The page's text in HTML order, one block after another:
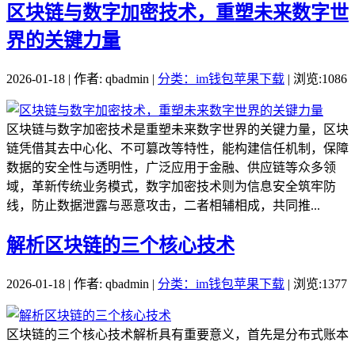
区块链与数字加密技术，重塑未来数字世
界的关键力量
2026-01-18 | 作者: qbadmin | 分类：im钱包苹果下载 | 浏览:1086
区块链与数字加密技术是重塑未来数字世界的关键力量，区块
链凭借其去中心化、不可篡改等特性，能构建信任机制，保障
数据的安全性与透明性，广泛应用于金融、供应链等众多领
域，革新传统业务模式，数字加密技术则为信息安全筑牢防
线，防止数据泄露与恶意攻击，二者相辅相成，共同推...
解析区块链的三个核心技术
2026-01-18 | 作者: qbadmin | 分类：im钱包苹果下载 | 浏览:1377
区块链的三个核心技术解析具有重要意义，首先是分布式账本